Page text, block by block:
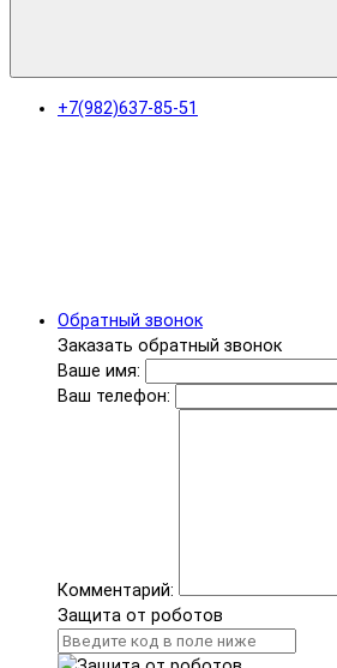
+7(982)637-85-51
Обратный звонок
Заказать обратный звонок
Ваше имя:
Ваш телефон:
Комментарий:
Защита от роботов